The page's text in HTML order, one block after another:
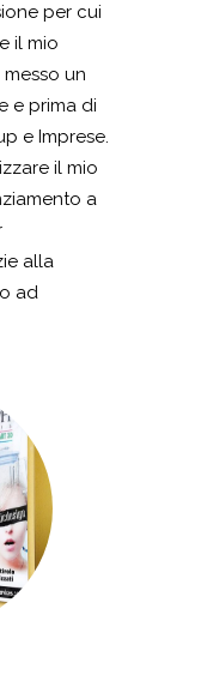
per cui
il mio
un
e prima di
e Imprese.
il mio
a
alla
ad
il
Tirreni,